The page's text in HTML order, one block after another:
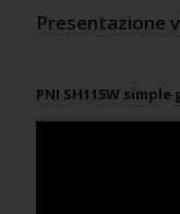
Presentazione
PNI SH115W